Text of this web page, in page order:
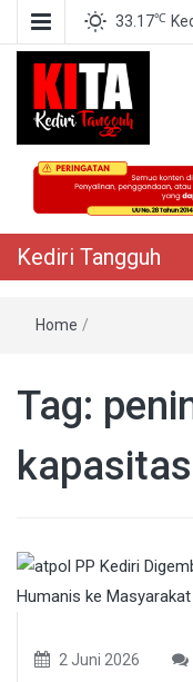
33.17℃
Berita Akurat
Kediri Tangguh
Home /
Tag:
2 Juni 2026